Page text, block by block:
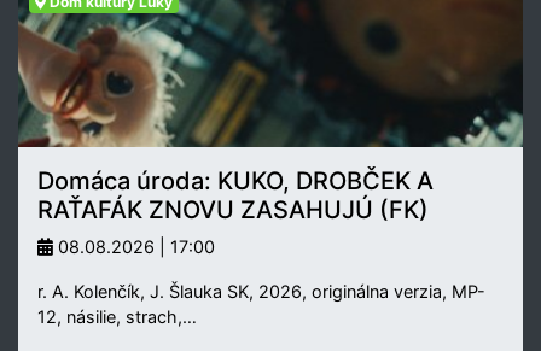
Domáca úroda: KUKO, DROBČEK A
RAŤAFÁK ZNOVU ZASAHUJÚ (FK)
08.08.2026 | 17:00
r. A. Kolenčík, J. Šlauka SK, 2026, originálna verzia, MP-
12, násilie, strach,…